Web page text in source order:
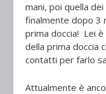
mani, poi quella
finalmente dopo 3
prima doccia! Lei
della prima doccia
contatti per farlo
Attualmente è